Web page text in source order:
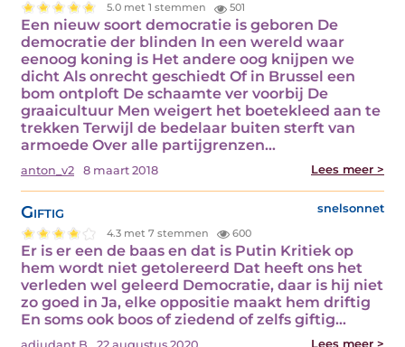
5.0 met 1 stemmen 501
Een nieuw soort democratie is geboren De
democratie der blinden In een wereld waar
eenoog koning is Het andere oog knijpen we
dicht Als onrecht geschiedt Of in Brussel een
bom ontploft De schaamte ver voorbij De
graaicultuur Men weigert het boetekleed aan te
trekken Terwijl de bedelaar buiten sterft van
armoede Over alle partijgrenzen…
anton_v2 8 maart 2018 Lees meer >
Giftig snelsonnet
4.3 met 7 stemmen 600
Er is er een de baas en dat is Putin Kritiek op
hem wordt niet getolereerd Dat heeft ons het
verleden wel geleerd Democratie, daar is hij niet
zo goed in Ja, elke oppositie maakt hem driftig
En soms ook boos of ziedend of zelfs giftig…
Lees meer >